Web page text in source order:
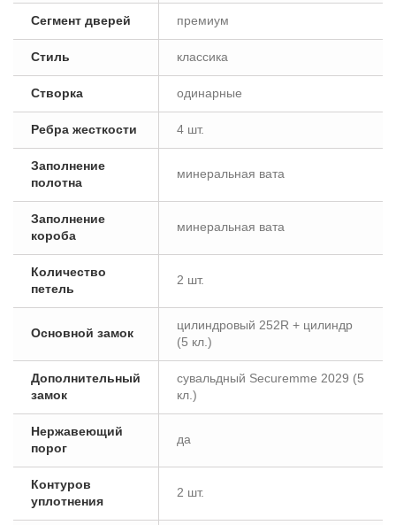
Сегмент дверей премиум
Стиль классика
Створка одинарные
Ребра жесткости 4 шт.
Заполнение
полотна
минеральная вата
Заполнение
короба
минеральная вата
Количество
петель
2 шт.
Основной замок
цилиндровый 252R + цилиндр
(5 кл.)
Дополнительный
замок
сувальдный Securemme 2029 (5
кл.)
Нержавеющий
порог
да
Контуров
уплотнения
2 шт.